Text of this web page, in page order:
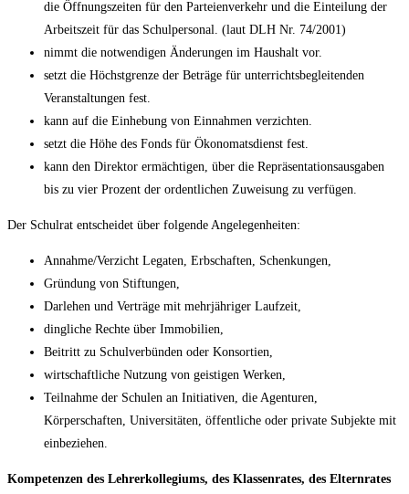
die Öffnungszeiten für den Parteienverkehr und die Einteilung der
Arbeitszeit für das Schulpersonal. (laut DLH Nr. 74/2001)
nimmt die notwendigen Änderungen im Haushalt vor.
setzt die Höchstgrenze der Beträge für unterrichtsbegleitenden
Veranstaltungen fest.
kann auf die Einhebung von Einnahmen verzichten.
setzt die Höhe des Fonds für Ökonomatsdienst fest.
kann den Direktor ermächtigen, über die Repräsentationsausgaben
bis zu vier Prozent der ordentlichen Zuweisung zu verfügen.
Der Schulrat entscheidet über folgende Angelegenheiten:
Annahme/Verzicht Legaten, Erbschaften, Schenkungen,
Gründung von Stiftungen,
Darlehen und Verträge mit mehrjähriger Laufzeit,
dingliche Rechte über Immobilien,
Beitritt zu Schulverbünden oder Konsortien,
wirtschaftliche Nutzung von geistigen Werken,
Teilnahme der Schulen an Initiativen, die Agenturen,
Körperschaften, Universitäten, öffentliche oder private Subjekte mit
einbeziehen.
Kompetenzen des Lehrerkollegiums, des Klassenrates, des Elternrates